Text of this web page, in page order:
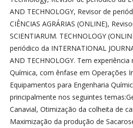
AND TECHNOLOGY, Revisor de
CIÊNCIAS AGRÁRIAS (ONLINE),
SCIENTIARUM. TECHNOLOGY
periódico da INTERNATIONAL
AND TECHNOLOGY. Tem
Química, com ênfase em Operações
Equipamentos para Engenharia
principalmente nos seguintes
Canavial, Otimização da colheita de
Maximização da produção de